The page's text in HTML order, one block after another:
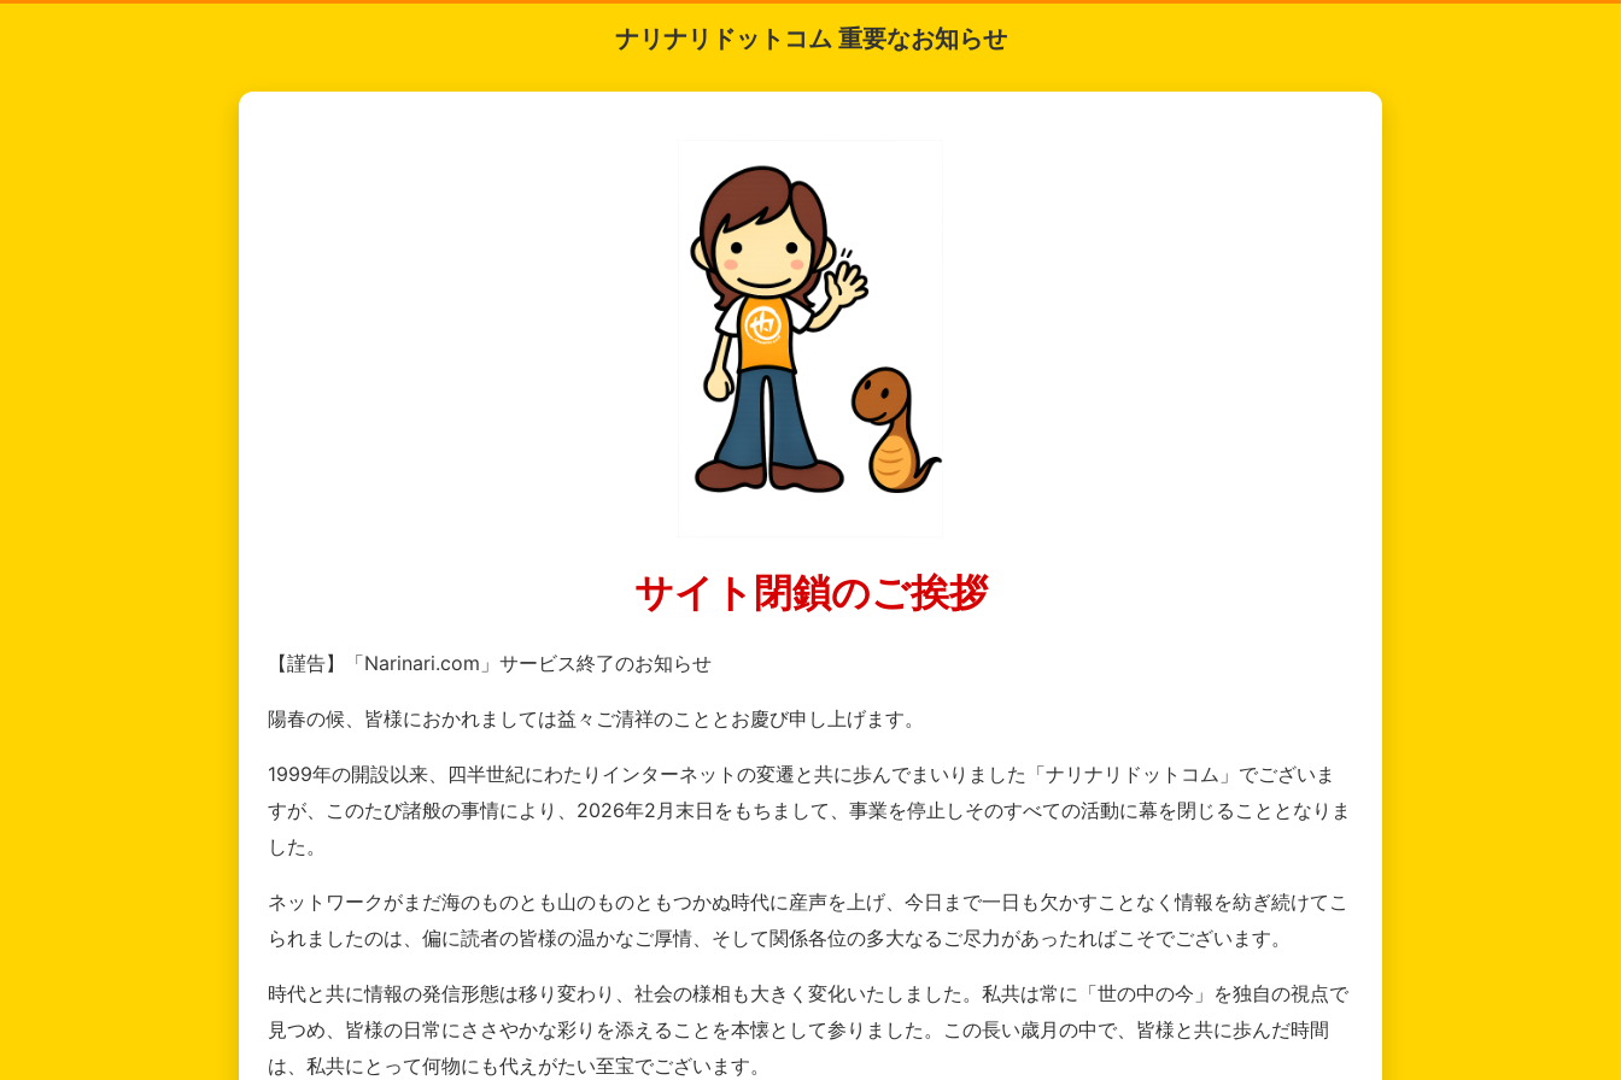
ナリナリドットコム 重要なお知らせ
サイト閉鎖のご挨拶
【謹告】「Narinari.com」サービス終了のお知らせ
陽春の候、皆様におかれましては益々ご清祥のこととお慶び申し上げます。
1999年の開設以来、四半世紀にわたりインターネットの変遷と共に歩んでまいりました「ナリナリドットコム」でございま
すが、このたび諸般の事情により、2026年2月末日をもちまして、事業を停止しそのすべての活動に幕を閉じることとなりま
した。
ネットワークがまだ海のものとも山のものともつかぬ時代に産声を上げ、今日まで一日も欠かすことなく情報を紡ぎ続けてこ
られましたのは、偏に読者の皆様の温かなご厚情、そして関係各位の多大なるご尽力があったればこそでございます。
時代と共に情報の発信形態は移り変わり、社会の様相も大きく変化いたしました。私共は常に「世の中の今」を独自の視点で
見つめ、皆様の日常にささやかな彩りを添えることを本懐として参りました。この長い歳月の中で、皆様と共に歩んだ時間
は、私共にとって何物にも代えがたい至宝でございます。